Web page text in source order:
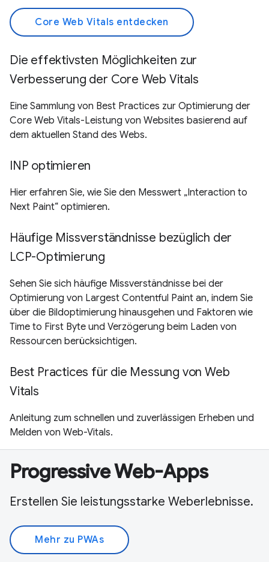
Core Web Vitals entdecken
Die effektivsten Möglichkeiten zur
Verbesserung der Core Web Vitals
Eine Sammlung von Best Practices zur Optimierung der
Core Web Vitals-Leistung von Websites basierend auf
dem aktuellen Stand des Webs.
INP optimieren
Hier erfahren Sie, wie Sie den Messwert „Interaction to
Next Paint“ optimieren.
Häufige Missverständnisse bezüglich der
LCP-Optimierung
Sehen Sie sich häufige Missverständnisse bei der
Optimierung von Largest Contentful Paint an, indem Sie
über die Bildoptimierung hinausgehen und Faktoren wie
Time to First Byte und Verzögerung beim Laden von
Ressourcen berücksichtigen.
Best Practices für die Messung von Web
Vitals
Anleitung zum schnellen und zuverlässigen Erheben und
Melden von Web-Vitals.
Progressive Web-Apps
Erstellen Sie leistungsstarke Weberlebnisse.
Mehr zu PWAs